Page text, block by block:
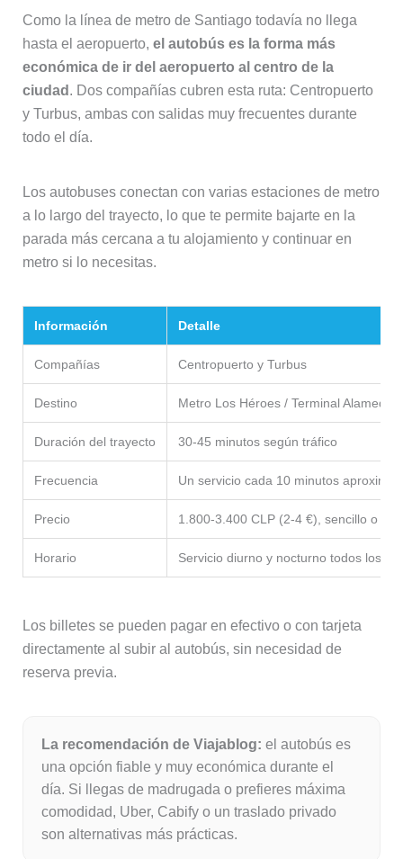
Como la línea de metro de Santiago todavía no llega
hasta el aeropuerto, el autobús es la forma más
económica de ir del aeropuerto al centro de la
ciudad . Dos compañías cubren esta ruta: Centropuerto
y Turbus, ambas con salidas muy frecuentes durante
todo el día.
Los autobuses conectan con varias estaciones de metro
a lo largo del trayecto, lo que te permite bajarte en la
parada más cercana a tu alojamiento y continuar en
metro si lo necesitas.
Información Detalle
Compañías Centropuerto y Turbus
Destino Metro Los Héroes / Terminal Alameda,
Duración del trayecto 30-45 minutos según tráfico
Frecuencia Un servicio cada 10 minutos
Precio 1.800-3.400 CLP (2-4 €), sencillo o ida
Horario Servicio diurno y nocturno todos los
Los billetes se pueden pagar en efectivo o con tarjeta
directamente al subir al autobús, sin necesidad de
reserva previa.
La recomendación de Viajablog: el autobús es
una opción fiable y muy económica durante el
día. Si llegas de madrugada o prefieres máxima
comodidad, Uber, Cabify o un traslado privado
son alternativas más prácticas.